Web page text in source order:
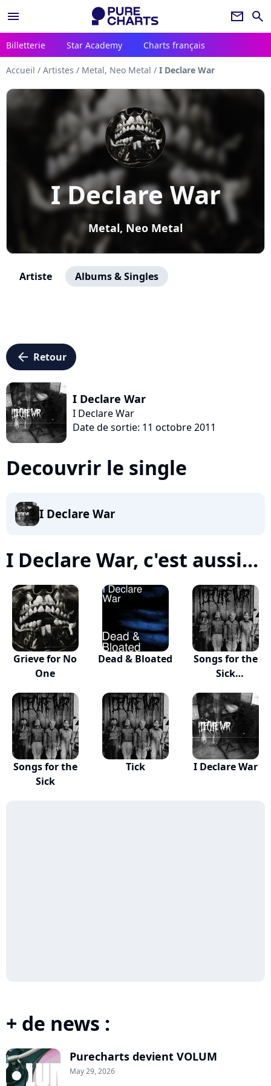
menu newsletter search
Billetterie Star Academy Charts français
Accueil / Artistes / Metal, Neo Metal / I Declare War
I Declare War
Metal, Neo Metal
Artiste Albums & Singles
arrow_left Retour
I Declare War
I Declare War
Date de sortie: 11 octobre 2011
Decouvrir le single
I Declare War
I Declare War, c'est aussi...
Grieve for No
One
Dead & Bloated
Songs for the
Sick
Songs for the
Sick
Tick I Declare War
+ de news :
Purecharts devient VOLUM
May 29, 2026